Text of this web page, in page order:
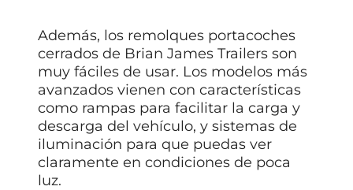
Además, los remolques portacoches
cerrados de Brian James Trailers son
muy fáciles de usar. Los modelos más
avanzados vienen con características
como rampas para facilitar la carga y
descarga del vehículo, y sistemas de
iluminación para que puedas ver
claramente en condiciones de poca
luz.